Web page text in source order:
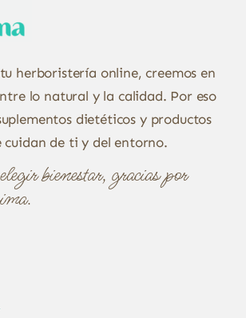
herboristería online, creemos en
lo natural y la calidad. Por eso
dietéticos y productos
cuidan de ti y del entorno.
bienestar, gracias por